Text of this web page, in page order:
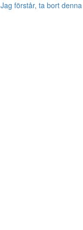
Jag förstår, ta bort